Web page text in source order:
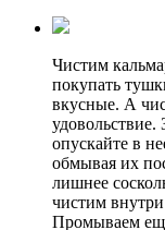
Чистим
покупать
вкусные. А
удовольствие.
опускайте в
обмывая их
лишнее
чистим
Промываем